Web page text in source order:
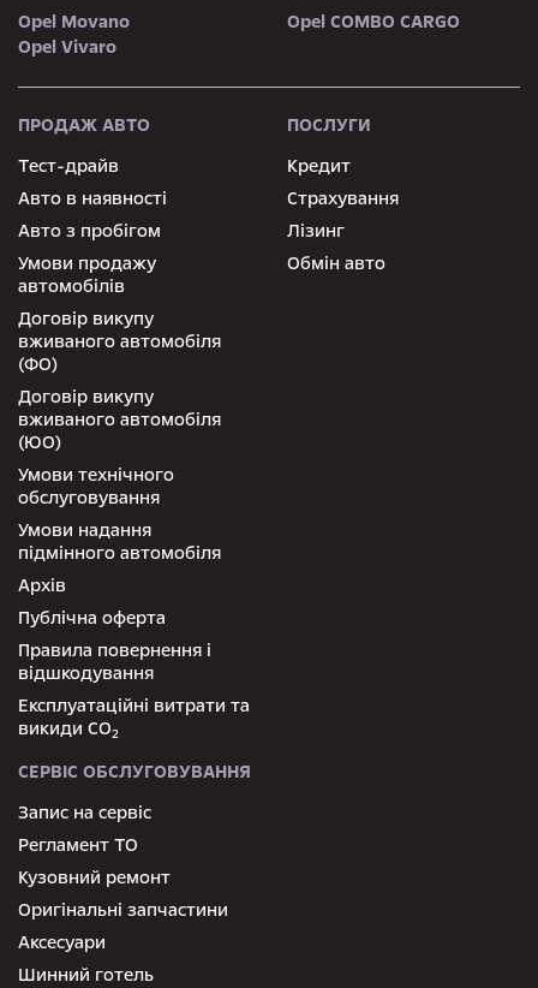
Opel Movano
Opel COMBO CARGO
Opel Vivaro
ПРОДАЖ АВТО
Тест-драйв
Авто в наявності
Авто з пробігом
Умови продажу
автомобілів
Договір викупу
вживаного автомобіля
(ФО)
Договір викупу
вживаного автомобіля
(ЮО)
Умови технічного
обслуговування
Умови надання
підмінного автомобіля
Архів
Публічна оферта
Правила повернення і
відшкодування
Експлуатаційні витрати та
викиди СО2
ПОСЛУГИ
Кредит
Страхування
Лізинг
Обмін авто
СЕРВІС ОБСЛУГОВУВАННЯ
Запис на сервіс
Регламент ТО
Кузовний ремонт
Оригінальні запчастини
Аксесуари
Шинний готель